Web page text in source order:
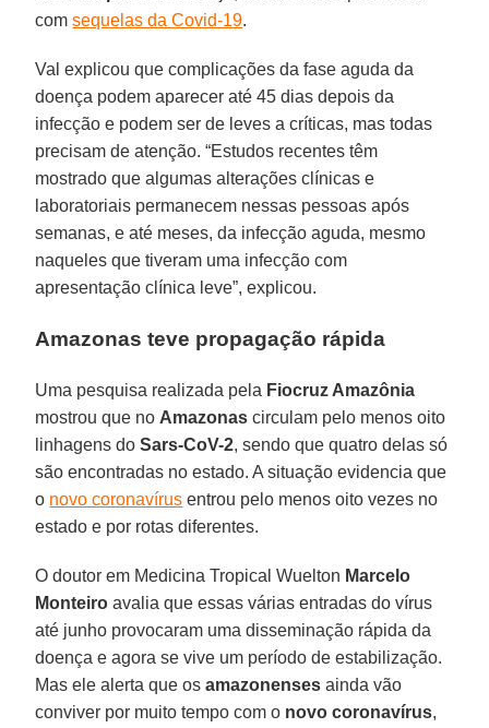
comsequelas da Covid-19.
Val explicou que complicações da fase aguda da
doença podem aparecer até 45 dias depois da
infecção e podem ser de leves a críticas, mas todas
precisam de atenção. “Estudos recentes têm
mostrado que algumas alterações clínicas e
laboratoriais permanecem nessas pessoas após
semanas, e até meses, da infecção aguda, mesmo
naqueles que tiveram uma infecção com
apresentação clínica leve”, explicou.
Amazonas teve propagação rápida
Uma pesquisa realizada pela Fiocruz Amazônia
mostrou que no Amazonas circulam pelo menos oito
linhagens doSars-CoV-2, sendo que quatro delas só
são encontradas no estado. A situação evidencia que
o novo coronavírus entrou pelo menos oito vezes no
estado e por rotas diferentes.
O doutor em Medicina Tropical Wuelton Marcelo
Monteiro avalia que essas várias entradas do vírus
até junho provocaram uma disseminação rápida da
doença e agora se vive um período de estabilização.
Mas ele alerta que osamazonenses ainda vão
conviver por muito tempo com o novo coronavírus,